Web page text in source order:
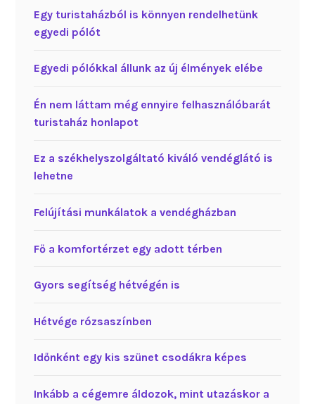
Egy turistaházból is könnyen rendelhetünk
egyedi pólót
Egyedi pólókkal állunk az új élmények elébe
Én nem láttam még ennyire felhasználóbarát
turistaház honlapot
Ez a székhelyszolgáltató kiváló vendéglátó is
lehetne
Felújítási munkálatok a vendégházban
Fő a komfortérzet egy adott térben
Gyors segítség hétvégén is
Hétvége rózsaszínben
Időnként egy kis szünet csodákra képes
Inkább a cégemre áldozok, mint utazáskor a